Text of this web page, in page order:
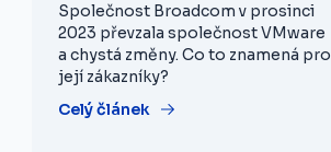
Společnost Broadcom v prosinci
2023 převzala společnost VMware
a chystá změny. Co to znamená pro
její zákazníky?
Celý článek